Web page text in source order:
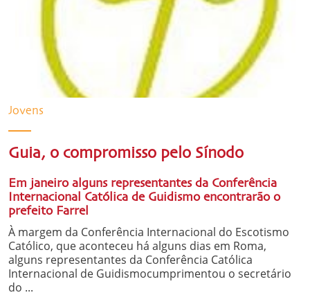
Jovens
Guia, o compromisso pelo Sínodo
Em janeiro alguns representantes da Conferência
Internacional Católica de Guidismo encontrarão o
prefeito Farrel
À margem da Conferência Internacional do Escotismo
Católico, que aconteceu há alguns dias em Roma,
alguns representantes da Conferência Católica
Internacional de Guidismocumprimentou o secretário
do ...